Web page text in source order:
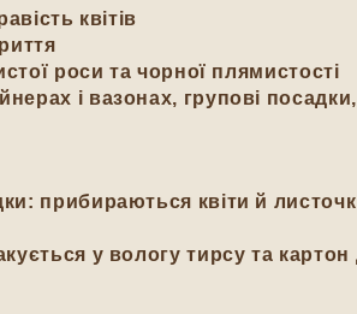
квітів
роси та чорної плямистості
і вазонах, групові
прибираються квіти й
у вологу тирсу та картон